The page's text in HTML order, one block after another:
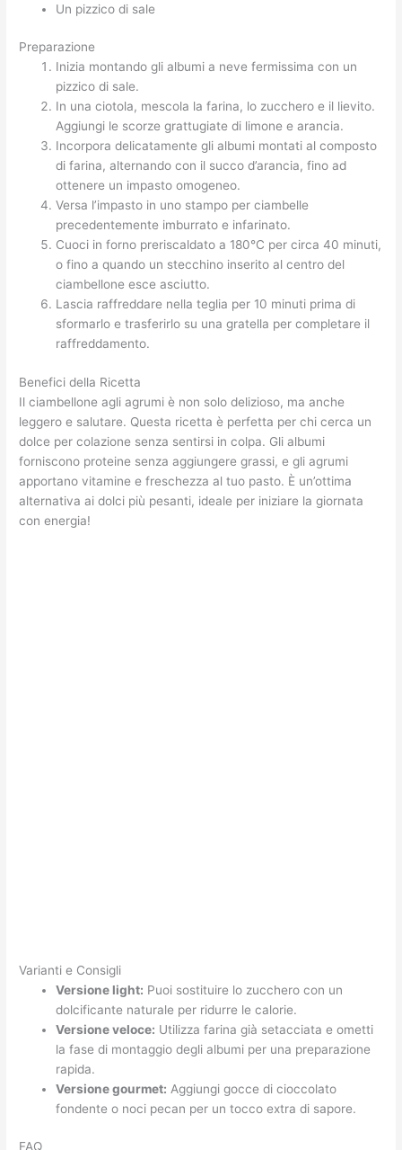
Un pizzico di sale
Preparazione
Inizia montando gli albumi a neve fermissima con un
pizzico di sale.
In una ciotola, mescola la farina, lo zucchero e il lievito.
Aggiungi le scorze grattugiate di limone e arancia.
Incorpora delicatamente gli albumi montati al composto
di farina, alternando con il succo d’arancia, fino ad
ottenere un impasto omogeneo.
Versa l’impasto in uno stampo per ciambelle
precedentemente imburrato e infarinato.
Cuoci in forno preriscaldato a 180°C per circa 40 minuti,
o fino a quando un stecchino inserito al centro del
ciambellone esce asciutto.
Lascia raffreddare nella teglia per 10 minuti prima di
sformarlo e trasferirlo su una gratella per completare il
raffreddamento.
Benefici della Ricetta
Il ciambellone agli agrumi è non solo delizioso, ma anche
leggero e salutare. Questa ricetta è perfetta per chi cerca un
dolce per colazione senza sentirsi in colpa. Gli albumi
forniscono proteine senza aggiungere grassi, e gli agrumi
apportano vitamine e freschezza al tuo pasto. È un’ottima
alternativa ai dolci più pesanti, ideale per iniziare la giornata
con energia!
Varianti e Consigli
Versione light: Puoi sostituire lo zucchero con un
dolcificante naturale per ridurre le calorie.
Versione veloce: Utilizza farina già setacciata e ometti
la fase di montaggio degli albumi per una preparazione
rapida.
Versione gourmet: Aggiungi gocce di cioccolato
fondente o noci pecan per un tocco extra di sapore.
FAQ